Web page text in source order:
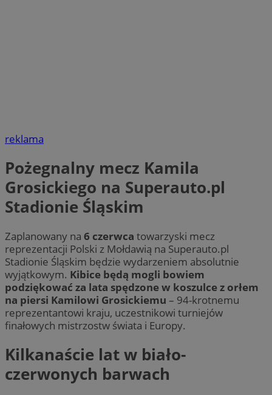
reklama
Pożegnalny mecz Kamila
Grosickiego na Superauto.pl
Stadionie Śląskim
Zaplanowany na 6 czerwca towarzyski mecz
reprezentacji Polski z Mołdawią na Superauto.pl
Stadionie Śląskim będzie wydarzeniem absolutnie
wyjątkowym. Kibice będą mogli bowiem
podziękować za lata spędzone w koszulce z orłem
na piersi Kamilowi Grosickiemu – 94-krotnemu
reprezentantowi kraju, uczestnikowi turniejów
finałowych mistrzostw świata i Europy.
Kilkanaście lat w biało-
czerwonych barwach